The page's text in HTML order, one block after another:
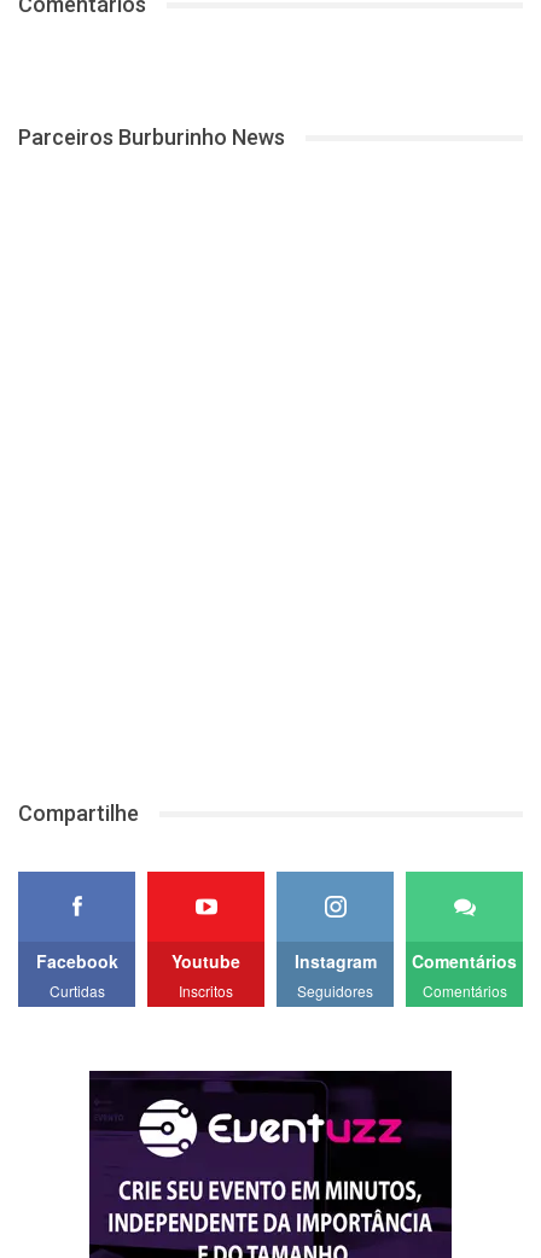
Parceiros Burburinho News
Compartilhe
Facebook
Curtidas
Youtube
Inscritos
Instagram
Seguidores
Comentários
Comentários